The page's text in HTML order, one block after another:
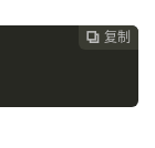
 复制